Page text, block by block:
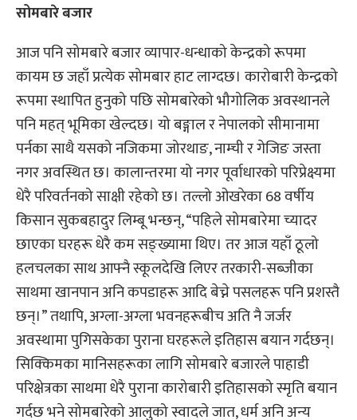
सोमबारे बजार
आज पनि सोमबारे बजार व्यापार-धन्धाको केन्द्रको रूपमा
कायम छ जहाँ प्रत्येक सोमबार हाट लाग्दछ। कारोबारी केन्द्रको
रूपमा स्थापित हुनुको पछि सोमबारेको भौगोलिक अवस्थानले
पनि महत् भूमिका खेल्दछ। यो बङ्गाल र नेपालको सीमानामा
पर्नका साथै यसको नजिकमा जोरथाङ, नाम्ची र गेजिङ जस्ता
नगर अवस्थित छ। कालान्तरमा यो नगर पूर्वाधारको परिप्रेक्ष्यमा
धेरै परिवर्तनको साक्षी रहेको छ। तल्लो ओखरेका 68 वर्षीय
किसान सुकबहादुर लिम्बू भन्छन्, “पहिले सोमबारेमा च्यादर
छाएका घरहरू धेरै कम सङ्ख्यामा थिए। तर आज यहाँ ठूलो
हलचलका साथ आफ्नै स्कूलदेखि लिएर तरकारी-सब्जीका
साथमा खानपान अनि कपडाहरू आदि बेच्ने पसलहरू पनि प्रशस्तै
छन्।” तथापि, अग्ला-अग्ला भवनहरूबीच अति नै जर्जर
अवस्थामा पुगिसकेका पुराना घरहरूले इतिहास बयान गर्दछन्।
सिक्किमका मानिसहरूका लागि सोमबारे बजारले पाहाडी
परिक्षेत्रका साथमा धेरै पुराना कारोबारी इतिहासको स्मृति बयान
गर्दछ भने सोमबारेको आलुको स्वादले जात, धर्म अनि अन्य